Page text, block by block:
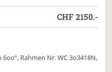
CHF2150.-
Rahmen Nr. WC 3o3418N,